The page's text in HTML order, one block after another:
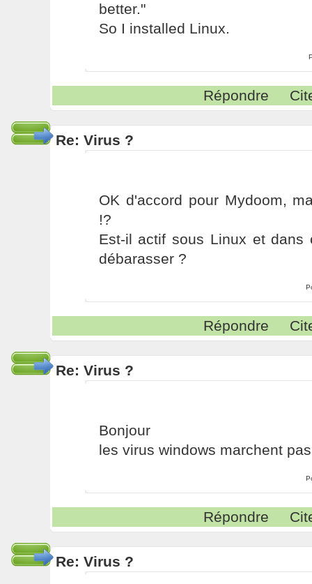
better."
So I installed Linux.
Répondre
Re: Virus ?
OK d'accord pour Mydoom,
!?
Est-il actif sous Linux et dans
débarasser ?
Répondre
Re: Virus ?
Bonjour
les virus windows marchent
Répondre
Re: Virus ?